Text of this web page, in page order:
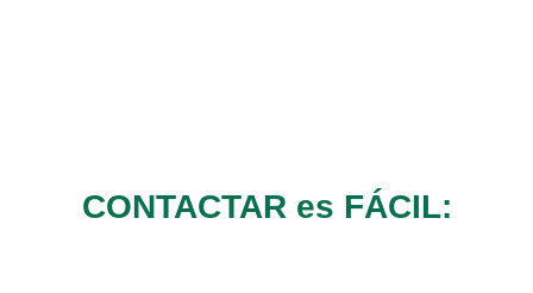
CONTACTAR es FÁCIL: